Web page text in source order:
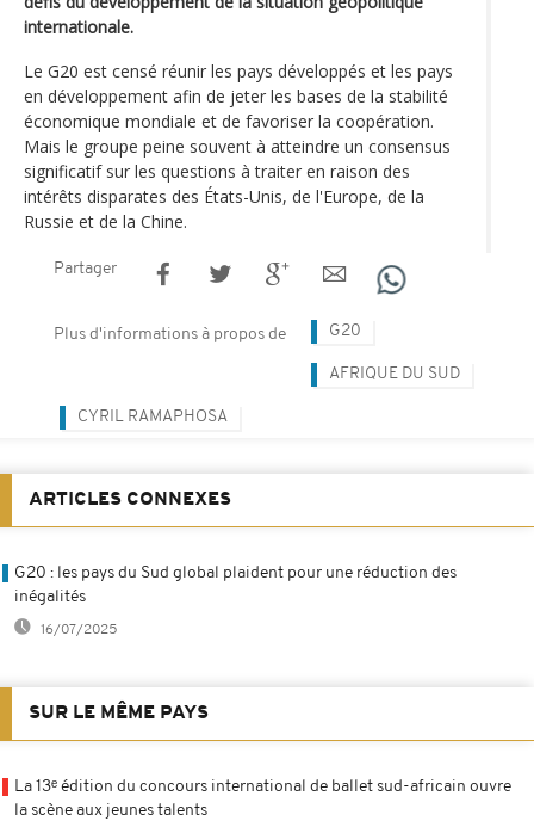
internationale.
Le G20 est censé réunir les pays développés et les pays
en développement afin de jeter les bases de la stabilité
économique mondiale et de favoriser la coopération.
Mais le groupe peine souvent à atteindre un consensus
significatif sur les questions à traiter en raison des
intérêts disparates des États-Unis, de l'Europe, de la
Russie et de la Chine.
Partager
Plus d'informations à propos de G20
AFRIQUE DU SUD
CYRIL RAMAPHOSA
ARTICLES CONNEXES
G20 : les pays du Sud global plaident pour une réduction des
inégalités
16/07/2025
SUR LE MÊME PAYS
La 13ᵉ édition du concours international de ballet sud-africain ouvre
la scène aux jeunes talents